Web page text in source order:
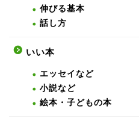
伸びる基本
話し方
いい本
エッセイなど
小説など
絵本・子どもの本